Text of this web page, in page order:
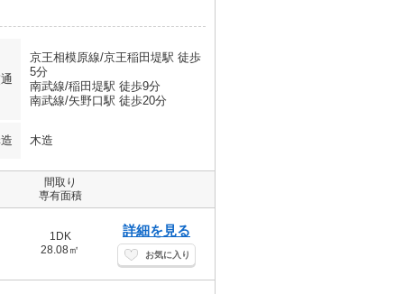
京王相模原線/京王稲田堤駅 徒歩
5分
南武線/稲田堤駅 徒歩9分
南武線/矢野口駅 徒歩20分
木造
間取り
専有面積
1DK
28.08㎡
詳細を見る
お気に入り